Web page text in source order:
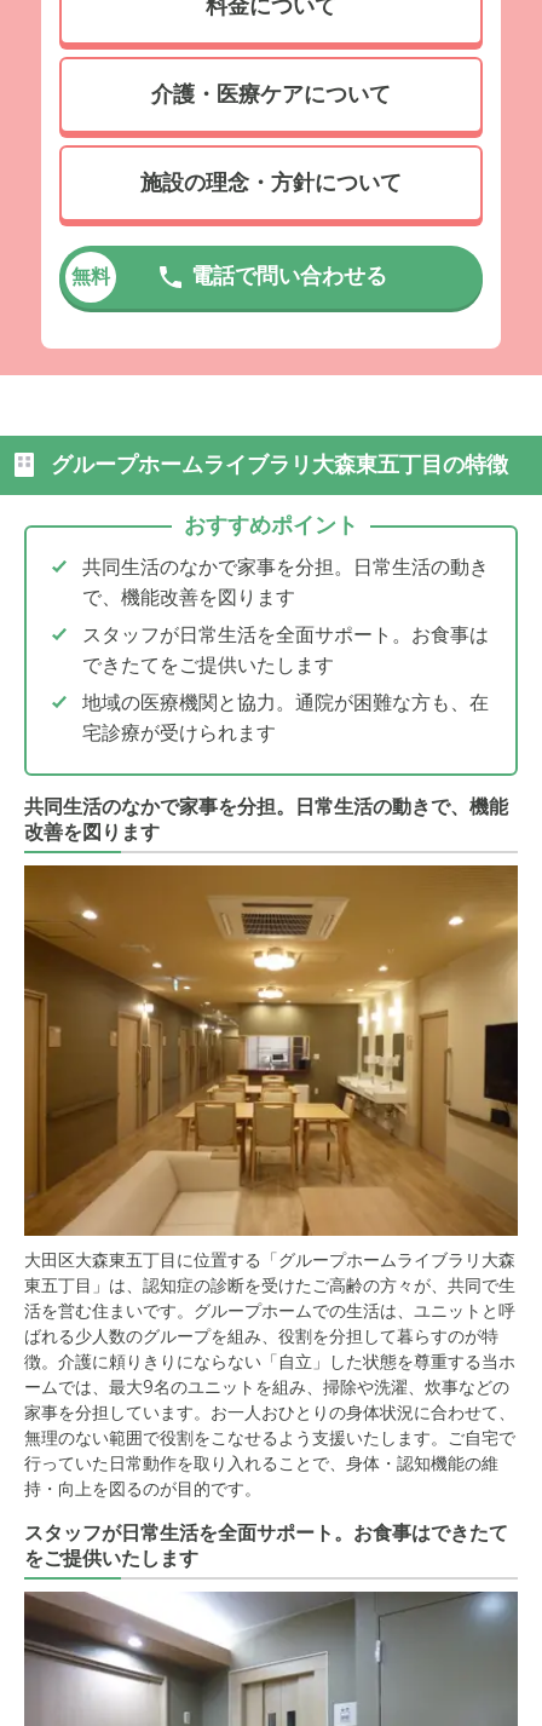
料金について
介護・医療ケアについて
施設の理念・方針について
無料 電話で問い合わせる
グループホームライブラリ大森東五丁目の特徴
おすすめポイント
共同生活のなかで家事を分担。日常生活の動き
で、機能改善を図ります
スタッフが日常生活を全面サポート。お食事は
できたてをご提供いたします
地域の医療機関と協力。通院が困難な方も、在
宅診療が受けられます
共同生活のなかで家事を分担。日常生活の動きで、機能
改善を図ります
大田区大森東五丁目に位置する「グループホームライブラリ大森
東五丁目」は、認知症の診断を受けたご高齢の方々が、共同で生
活を営む住まいです。グループホームでの生活は、ユニットと呼
ばれる少人数のグループを組み、役割を分担して暮らすのが特
徴。介護に頼りきりにならない「自立」した状態を尊重する当ホ
ームでは、最大9名のユニットを組み、掃除や洗濯、炊事などの
家事を分担しています。お一人おひとりの身体状況に合わせて、
無理のない範囲で役割をこなせるよう支援いたします。ご自宅で
行っていた日常動作を取り入れることで、身体・認知機能の維
持・向上を図るのが目的です。
スタッフが日常生活を全面サポート。お食事はできたて
をご提供いたします